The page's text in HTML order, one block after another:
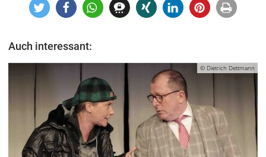
Auch interessant:
© Dietrich Dettmann